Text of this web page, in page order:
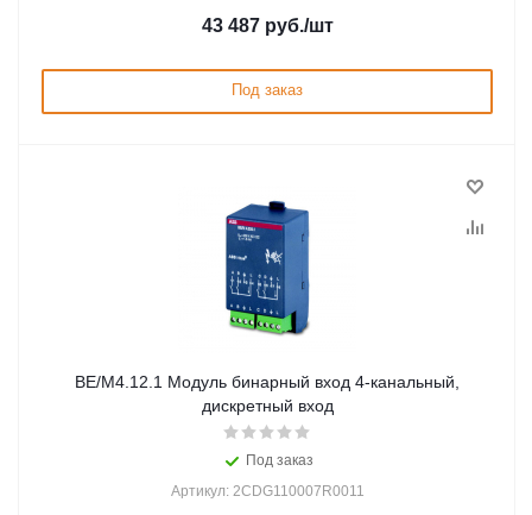
43 487руб./шт
Под заказ
BE/M4.12.1 Модуль бинарный вход 4-канальный,
дискретный вход
Под заказ
Артикул: 2CDG110007R0011